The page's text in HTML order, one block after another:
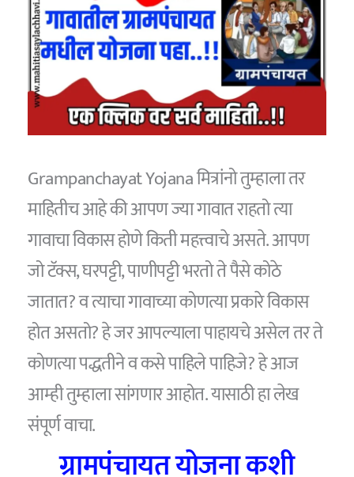
Grampanchayat Yojana मित्रांनो तुम्हाला तर
माहितीच आहे की आपण ज्या गावात राहतो त्या
गावाचा विकास होणे किती महत्त्वाचे असते. आपण
जो टॅक्स, घरपट्टी, पाणीपट्टी भरतो ते पैसे कोठे
जातात? व त्याचा गावाच्या कोणत्या प्रकारे विकास
होत असतो? हे जर आपल्याला पाहायचे असेल तर ते
कोणत्या पद्धतीने व कसे पाहिले पाहिजे? हे आज
आम्ही तुम्हाला सांगणार आहोत. यासाठी हा लेख
संपूर्ण वाचा.
ग्रामपंचायत योजना कशी